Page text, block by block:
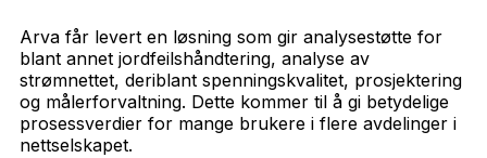
Arva får levert en løsning som gir analysestøtte for
blant annet jordfeilshåndtering, analyse av
strømnettet, deriblant spenningskvalitet, prosjektering
og målerforvaltning. Dette kommer til å gi betydelige
prosessverdier for mange brukere i flere avdelinger i
nettselskapet.